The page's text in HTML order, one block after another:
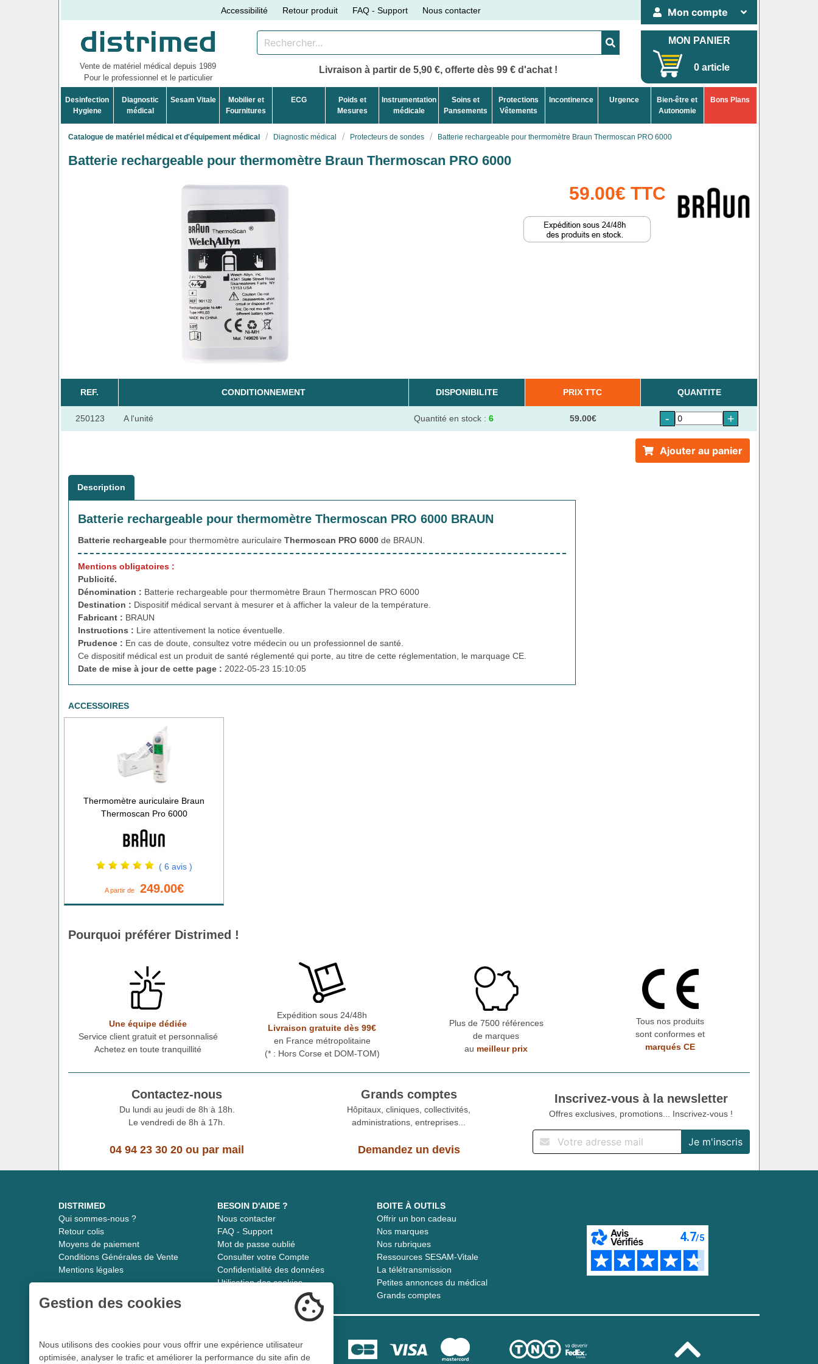
Accessibilité Retour produit FAQ - Support Nous contacter Mon compte
Vente de matériel médical depuis 1989
Pour le professionnel et le particulier
Livraison à partir de 5,90 €, offerte dès 99 € d'achat !
MON PANIER
0 article
Desinfection
Hygiene
Diagnostic
médical
Sesam Vitale
Mobilier et
Fournitures
ECG
Poids et
Mesures
Instrumentation
médicale
Soins et
Pansements
Protections
Vêtements
Incontinence Urgence
Bien-être et
Autonomie
Bons Plans
Catalogue de matériel médical et d'équipement médical Diagnostic médical Protecteurs de sondes Batterie rechargeable pour thermomètre Braun Thermoscan PRO 6000
Batterie rechargeable pour thermomètre Braun Thermoscan PRO 6000
59.00€ TTC
REF. CONDITIONNEMENT DISPONIBILITE PRIX TTC QUANTITE
250123 A l'unité Quantité en stock : 6 59.00€ - +
Ajouter au panier
Description
Batterie rechargeable pour thermomètre Thermoscan PRO 6000 BRAUN
Batterie rechargeable pour thermomètre auriculaire Thermoscan PRO 6000 de BRAUN.
Mentions obligatoires :
Publicité.
Dénomination : Batterie rechargeable pour thermomètre Braun Thermoscan PRO 6000
Destination : Dispositif médical servant à mesurer et à afficher la valeur de la température.
Fabricant : BRAUN
Instructions : Lire attentivement la notice éventuelle.
Prudence : En cas de doute, consultez votre médecin ou un professionnel de santé.
Ce dispositif médical est un produit de santé réglementé qui porte, au titre de cette réglementation, le marquage CE.
Date de mise à jour de cette page : 2022-05-23 15:10:05
ACCESSOIRES
Thermomètre auriculaire Braun
Thermoscan Pro 6000
( 6 avis )
A partir de 249.00€
Pourquoi préférer Distrimed !
Une équipe dédiée
Service client gratuit et personnalisé
Achetez en toute tranquillité
Expédition sous 24/48h
Livraison gratuite dès 99€
en France métropolitaine
(* : Hors Corse et DOM-TOM)
Plus de 7500 références
de marques
au meilleur prix
Tous nos produits
sont conformes et
marqués CE
Contactez-nous
Du lundi au jeudi de 8h à 18h.
Le vendredi de 8h à 17h.
04 94 23 30 20 ou par mail
Grands comptes
Hôpitaux, cliniques, collectivités,
administrations, entreprises...
Demandez un devis
Inscrivez-vous à la newsletter
Offres exclusives, promotions... Inscrivez-vous !
DISTRIMED
Qui sommes-nous ?
Retour colis
Moyens de paiement
Conditions Générales de Vente
Mentions légales
BESOIN D'AIDE ?
Nous contacter
FAQ - Support
Mot de passe oublié
Consulter votre Compte
Confidentialité des données
Utilisation des cookies
BOITE À OUTILS
Offrir un bon cadeau
Nos marques
Nos rubriques
Ressources SESAM-Vitale
La télétransmission
Petites annonces du médical
Grands comptes
Distrimed.com 1989 - 2026
Le spécialiste du matériel médical
Gestion des cookies
Nous utilisons des cookies pour vous offrir une expérience utilisateur
optimisée, analyser le trafic et améliorer la performance du site afin de